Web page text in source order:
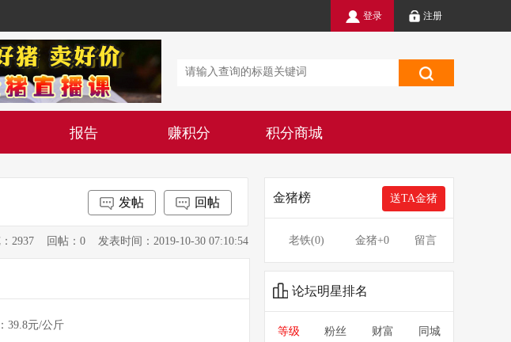
登录 注册
报告 赚积分 积分商城
回帖
发帖
2937 回帖：0 发表时间：2019-10-30 07:10:54
39.8元/公斤
金猪榜 送TA金猪
老铁(0) 金猪+0 留言
论坛明星排名
等级 粉丝 财富 同城